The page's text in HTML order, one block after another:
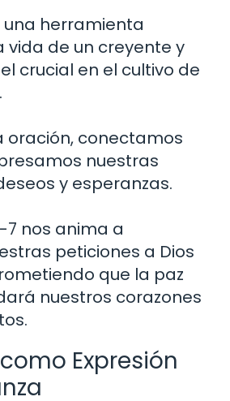
una herramienta
vida de un creyente y
crucial en el cultivo de
oración, conectamos
nuestras
y esperanzas.
7 nos anima a
peticiones a Dios
que la paz
nuestros corazones
Expresión